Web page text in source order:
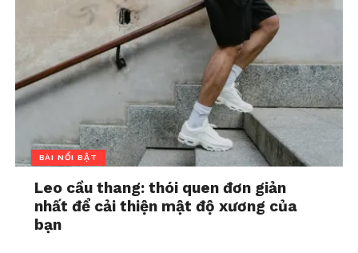
BÀI NỔI BẬT
Leo cầu thang: thói quen đơn giản
nhất để cải thiện mật độ xương của
bạn